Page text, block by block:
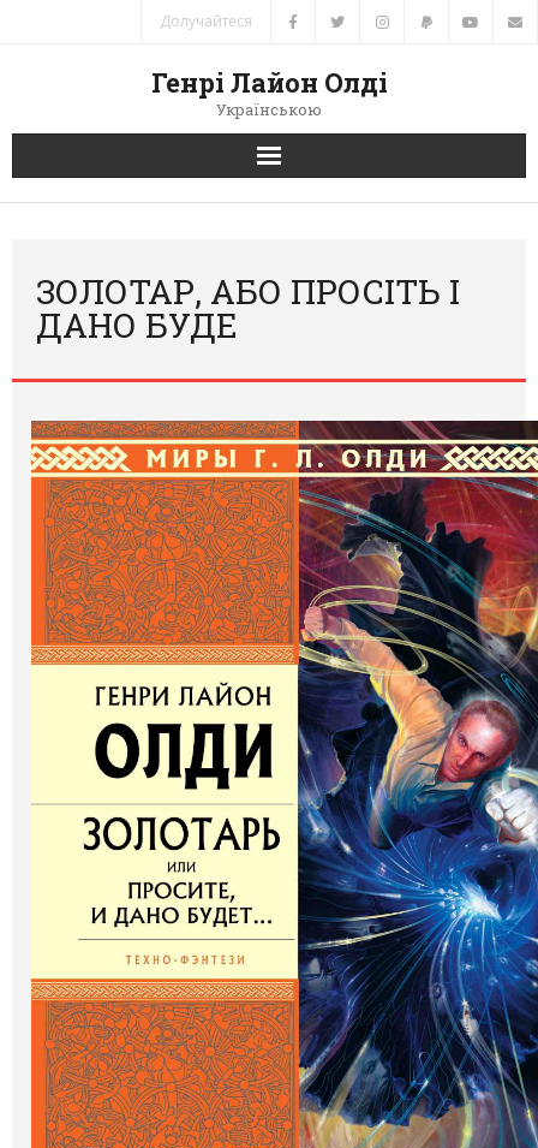
Долучайтеся
Генрі Лайон Олді
Українською
Головна
Автори
Книги
Переклади
Зв’язок
Галерея
Світ Олді
ЗОЛОТАР, АБО ПРОСІТЬ І
ДАНО БУДЕ